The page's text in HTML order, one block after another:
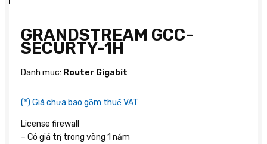
GRANDSTREAM GCC-
SECURTY-1H
Danh mục: Router Gigabit
(*) Giá chưa bao gồm thuế VAT
License firewall
– Có giá trị trong vòng 1 năm